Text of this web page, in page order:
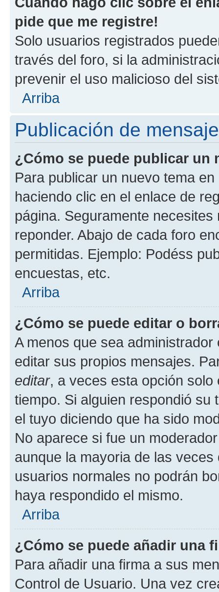
pide que me registre!
Solo usuarios registrados
través del foro, si la
prevenir el uso malicioso del
Arriba
Publicación de
¿Cómo se puede publicar un
Para publicar un nuevo tema
haciendo clic en el enlace de
página. Seguramente
reponder. Abajo de cada foro
permitidas. Ejemplo: Podéss
encuestas, etc.
Arriba
¿Cómo se puede editar o
A menos que sea
editar sus propios mensajes.
editar, a veces esta opción
tiempo. Si alguien respondió
el tuyo diciendo que ha sido
No aparece si fue un
aunque la mayoria de las
usuarios normales no podrán
haya respondido el mismo.
Arriba
¿Cómo se puede añadir una
Para añadir una firma a sus
Control de Usuario. Una vez